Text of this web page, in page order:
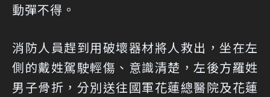
動彈不得。
消防人員趕到用破壞器材將人救出，坐在左
側的戴姓駕駛輕傷、意識清楚，左後方羅姓
男子骨折，分別送往國軍花蓮總醫院及花蓮